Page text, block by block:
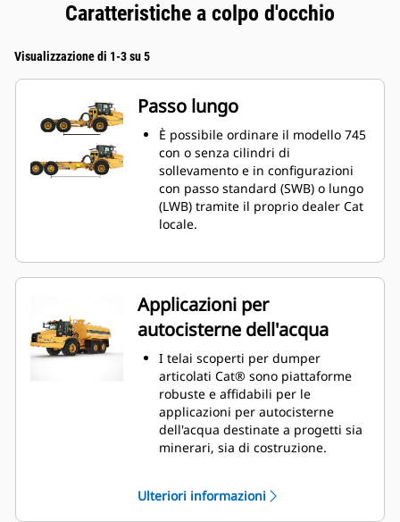
Caratteristiche a colpo d'occhio
Visualizzazione di 1-3 su 5
Passo lungo
È possibile ordinare il modello 745
con o senza cilindri di
sollevamento e in configurazioni
con passo standard (SWB) o lungo
(LWB) tramite il proprio dealer Cat
locale.
Applicazioni per
autocisterne dell'acqua
I telai scoperti per dumper
articolati Cat® sono piattaforme
robuste e affidabili per le
applicazioni per autocisterne
dell'acqua destinate a progetti sia
minerari, sia di costruzione.
ideale per l'abbattimento delle
Ulteriori informazioni